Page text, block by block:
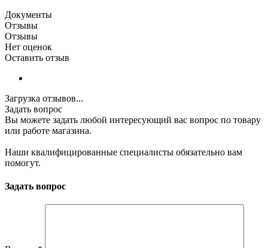
Документы
Отзывы
Отзывы
Нет оценок
Оставить отзыв
Загрузка отзывов...
Задать вопрос
Вы можете задать любой интересующий вас вопрос по товару
или работе магазина.
Наши квалифицированные специалисты обязательно вам
помогут.
Задать вопрос